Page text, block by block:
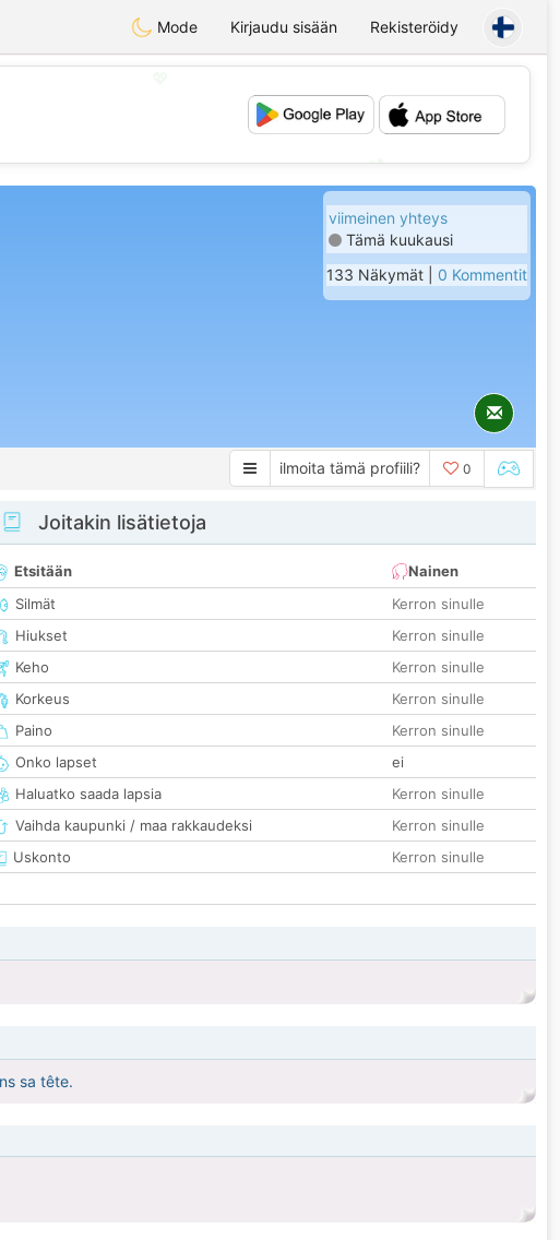
Mode Kirjaudu sisään Rekisteröidy
viimeinen yhteys
Tämä kuukausi
133 Näkymät | 0 Kommentit
ilmoita tämä profiili? 0
Joitakin lisätietoja
Etsitään
Nainen
Silmät
Kerron sinulle
Hiukset
Kerron sinulle
Keho
Kerron sinulle
Korkeus
Kerron sinulle
Paino
Kerron sinulle
Onko lapset
ei
Haluatko saada lapsia
Kerron sinulle
Vaihda kaupunki / maa rakkaudeksi
Kerron sinulle
Uskonto
Kerron sinulle
sa tête.